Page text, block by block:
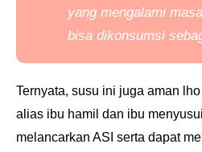
yang mengalami
bisa dikonsumsi
Ternyata, susu ini juga aman
alias ibu hamil dan ibu
melancarkan ASI serta dapat